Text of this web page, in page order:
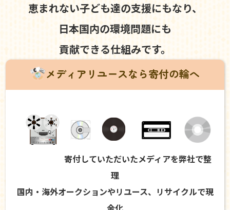
恵まれない子ども達の支援にもなり、
日本国内の環境問題にも
貢献できる仕組みです。
メディアリユースなら寄付の輪へ
寄付していただいたメディアを弊社で整
理
国内・海外オークションやリユース、リサイクルで現